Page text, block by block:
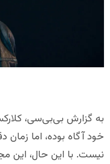
به گزارش بی‌بی‌سی،
خود آگاه بوده، اما